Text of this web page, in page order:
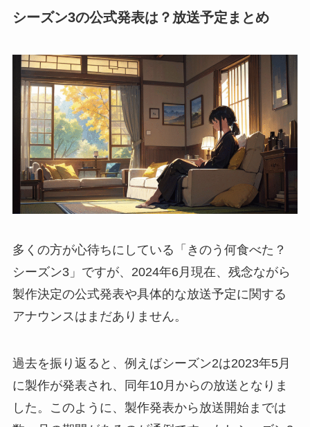
シーズン3の公式発表は？放送予定まとめ
多くの方が心待ちにしている「きのう何食べた？
シーズン3」ですが、2024年6月現在、残念ながら
製作決定の公式発表や具体的な放送予定に関する
アナウンスはまだありません。
過去を振り返ると、例えばシーズン2は2023年5月
に製作が発表され、同年10月からの放送となりま
した。このように、製作発表から放送開始までは